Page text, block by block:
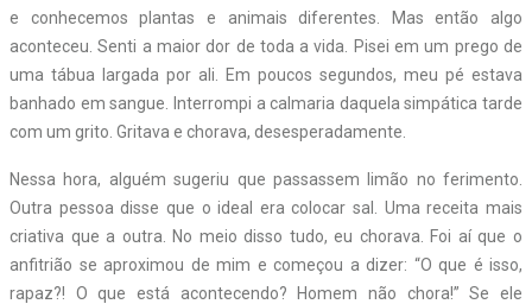
e conhecemos plantas e animais diferentes. Mas então algo
aconteceu. Senti a maior dor de toda a vida. Pisei em um prego de
uma tábua largada por ali. Em poucos segundos, meu pé estava
banhado em sangue. Interrompi a calmaria daquela simpática tarde
com um grito. Gritava e chorava, desesperadamente.
Nessa hora, alguém sugeriu que passassem limão no ferimento.
Outra pessoa disse que o ideal era colocar sal. Uma receita mais
criativa que a outra. No meio disso tudo, eu chorava. Foi aí que o
anfitrião se aproximou de mim e começou a dizer: “O que é isso,
rapaz?! O que está acontecendo? Homem não chora!” Se ele